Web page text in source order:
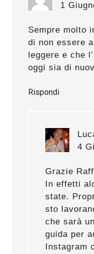
1
Sempre molto
di non essere
leggere e che
oggi sia di
Rispondi
4
Grazie
In effetti
state.
sto
che sarà
guida per
Instagram